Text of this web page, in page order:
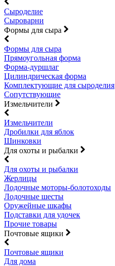
Сыроделие
Сыроварни
Формы для сыра
Формы для сыра
Прямоугольная форма
Форма-дуршлаг
Цилиндрическая форма
Комплектующие для сыроделия
Сопутствующие
Измельчители
Измельчители
Дробилки для яблок
Шинковки
Для охоты и рыбалки
Для охоты и рыбалки
Жерлицы
Лодочные моторы-болотоходы
Лодочные шесты
Оружейные шкафы
Подставки для удочек
Прочие товары
Почтовые ящики
Почтовые ящики
Для дома